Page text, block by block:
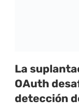
La
OAuth
detección